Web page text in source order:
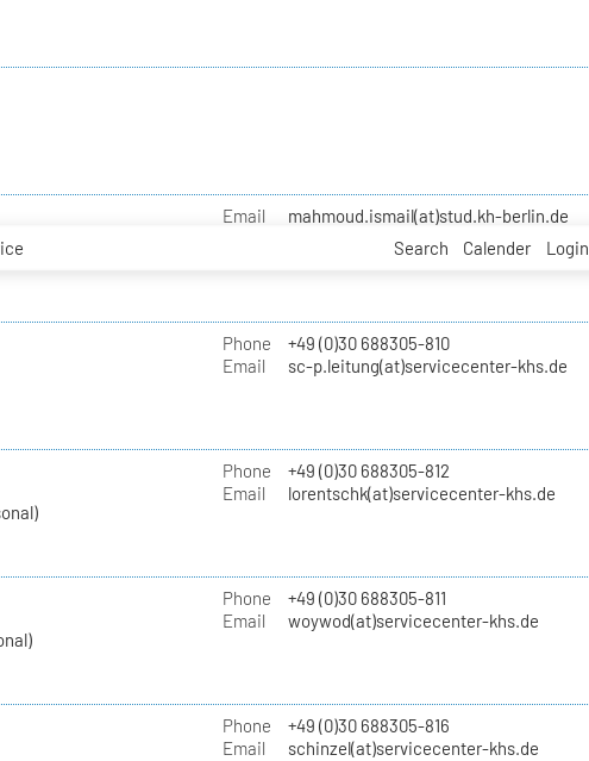
Search Calender Login
Email mahmoud.ismail(at)stud.kh-berlin.de
Phone
+49 (0)30 688305-810
Email
sc-p.leitung(at)servicecenter-khs.de
Phone
+49 (0)30 688305-812
Email
lorentschk(at)servicecenter-khs.de
Phone
+49 (0)30 688305-811
Email
woywod(at)servicecenter-khs.de
Phone
+49 (0)30 688305-816
Email
schinzel(at)servicecenter-khs.de